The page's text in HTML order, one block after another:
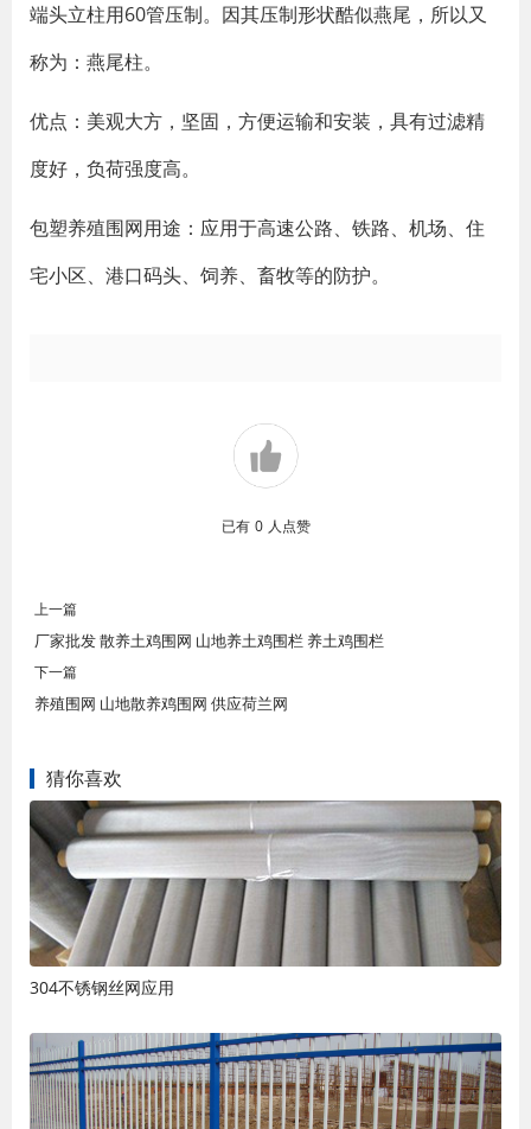
端头立柱用60管压制。因其压制形状酷似燕尾，所以又
称为：燕尾柱。
优点：美观大方，坚固，方便运输和安装，具有过滤精
度好，负荷强度高。
包塑养殖围网用途：应用于高速公路、铁路、机场、住
宅小区、港口码头、饲养、畜牧等的防护。
已有 0 人点赞
上一篇
厂家批发 散养土鸡围网 山地养土鸡围栏 养土鸡围栏
下一篇
养殖围网 山地散养鸡围网 供应荷兰网
猜你喜欢
304不锈钢丝网应用